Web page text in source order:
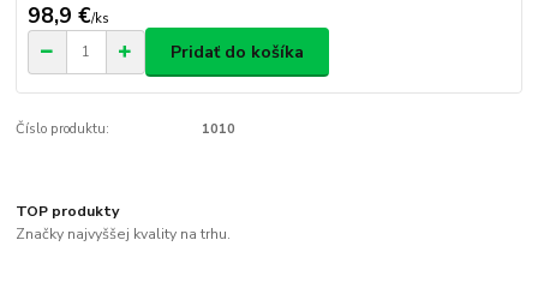
98,9 €/ks
Pridať do košíka
Číslo produktu: 1010
TOP produkty
Značky najvyššej kvality na trhu.